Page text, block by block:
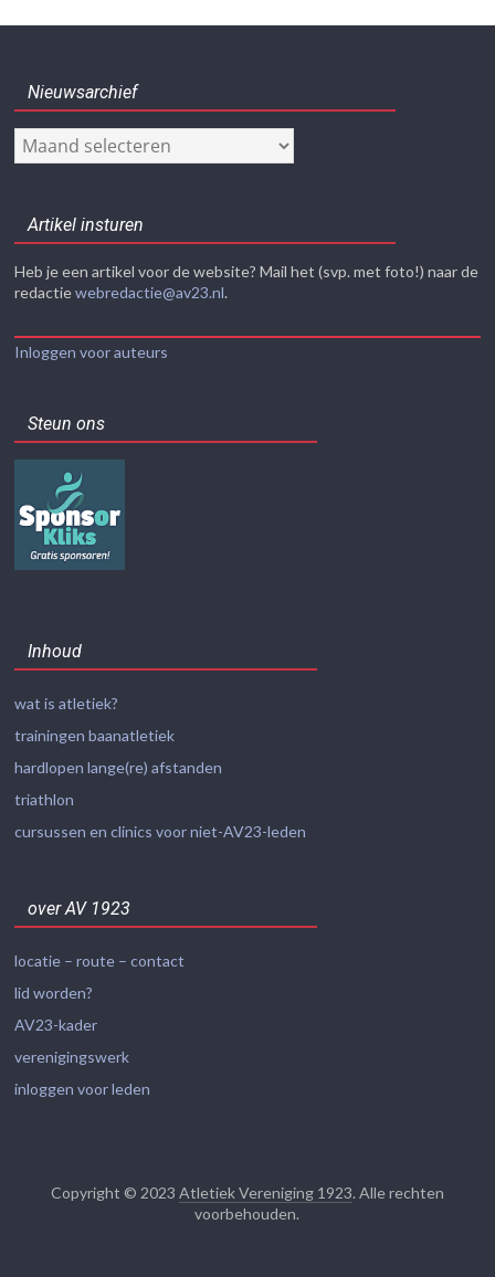
Nieuwsarchief
Nieuwsarchief
Artikel insturen
Heb je een artikel voor de website? Mail het (svp. met foto!) naar de
redactiewebredactie@av23.nl.
Inloggen voor auteurs
Steun ons
Inhoud
wat is atletiek?
trainingen baanatletiek
hardlopen lange(re) afstanden
triathlon
cursussen en clinics voor niet-AV23-leden
over AV 1923
locatie – route – contact
lid worden?
AV23-kader
verenigingswerk
inloggen voor leden
Copyright © 2023 Atletiek Vereniging 1923. Alle rechten
voorbehouden.